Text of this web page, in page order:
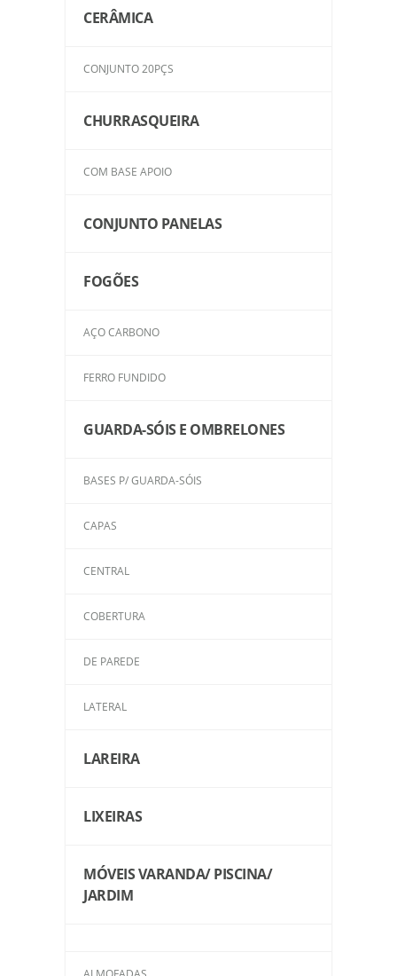
CERÂMICA
CONJUNTO 20PÇS
CHURRASQUEIRA
COM BASE APOIO
CONJUNTO PANELAS
FOGÕES
AÇO CARBONO
FERRO FUNDIDO
GUARDA-SÓIS E OMBRELONES
BASES P/ GUARDA-SÓIS
CAPAS
CENTRAL
COBERTURA
DE PAREDE
LATERAL
LAREIRA
LIXEIRAS
MÓVEIS VARANDA/ PISCINA/
JARDIM